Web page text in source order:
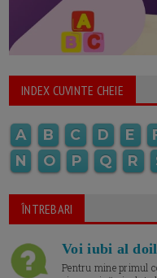
INDEX CUVINTE CHEIE
A B C D E
N
O P Q R
ÎNTREBARI
Voi iubi al
Pentru mine primul